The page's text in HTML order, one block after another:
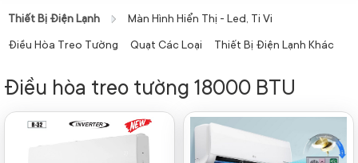
Thiết Bị Điện Lạnh Màn Hình Hiển Thị - Led, Ti Vi
Điều Hòa Treo Tường Quạt Các Loại Thiết Bị Điện Lạnh Khác
Điều hòa treo tường 18000 BTU